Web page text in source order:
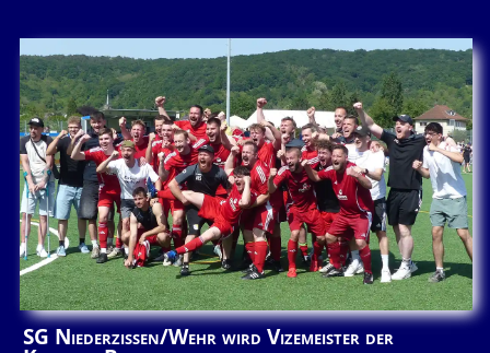
SG Niederzissen/Wehr wird Vizemeister der